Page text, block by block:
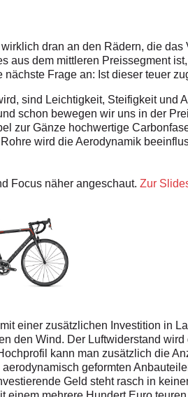
dran an den Rädern, die
aus dem mittleren Preissegment
Frage an: Ist dieser teuer
sind Leichtigkeit, Steifigkeit und
schon bewegen wir uns in der
zur Gänze hochwertige
wird die Aerodynamik
Focus näher angeschaut. Zur
einer zusätzlichen Investition in
den Wind. Der Luftwiderstand
kann man zusätzlich die
geformten
Geld steht rasch in